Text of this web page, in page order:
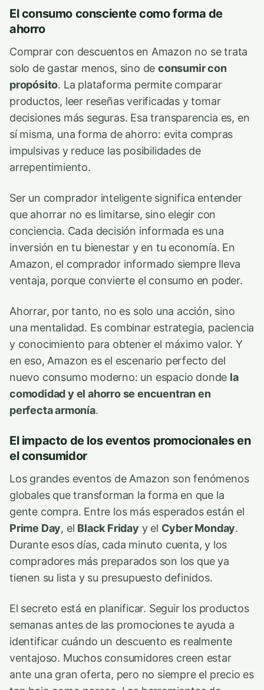
El consumo consciente como forma de
ahorro
Comprar con descuentos en Amazon no se trata
solo de gastar menos, sino deconsumir con
propósito. La plataforma permite comparar
productos, leer reseñas verificadas y tomar
decisiones más seguras. Esa transparencia es, en
sí misma, una forma de ahorro: evita compras
impulsivas y reduce las posibilidades de
arrepentimiento.
Ser un comprador inteligente significa entender
que ahorrar no es limitarse, sino elegir con
conciencia. Cada decisión informada es una
inversión en tu bienestar y en tu economía. En
Amazon, el comprador informado siempre lleva
ventaja, porque convierte el consumo en poder.
Ahorrar, por tanto, no es solo una acción, sino
una mentalidad. Es combinar estrategia, paciencia
y conocimiento para obtener el máximo valor. Y
en eso, Amazon es el escenario perfecto del
nuevo consumo moderno: un espacio donde la
comodidad y el ahorro se encuentran en
perfecta armonía.
El impacto de los eventos promocionales en
el consumidor
Los grandes eventos de Amazon son fenómenos
globales que transforman la forma en que la
gente compra. Entre los más esperados están el
Prime Day, el Black Friday y el Cyber Monday.
Durante esos días, cada minuto cuenta, y los
compradores más preparados son los que ya
tienen su lista y su presupuesto definidos.
El secreto está en planificar. Seguir los productos
semanas antes de las promociones te ayuda a
identificar cuándo un descuento es realmente
ventajoso. Muchos consumidores creen estar
ante una gran oferta, pero no siempre el precio es